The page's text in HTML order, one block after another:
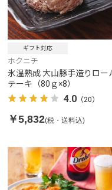
ギフト対応
ホクニチ
氷温熟成 大山豚手造りロー
テーキ（80ｇ×8）
4.0 （20）
￥5,832(税・送料込)